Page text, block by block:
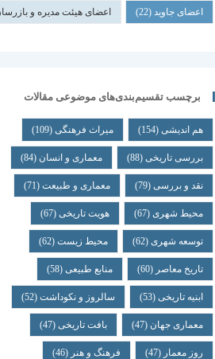
اعضای جاوید(22) اعضای هیئت مدیره و
برچسب تقسیم‌بندی‌های موضوعی مقالات
هم اندیشی(154) میراث فرهنگی(109)
بررسی تاریخی(88) معماری و انسان (84)
نقد و بررسی(79) معماری و طبیعت(71)
محیط شهری(67) هویت تاریخی(67)
توسعه شهری(62) محیط زیست(62)
تاریخ معاصر (60) منابع طبیعی(58)
ابنیه تاریخی(53) سالروز و نکوداشت(52)
معماری جهان (47) بافت تاریخی(47)
روز معمار (47) فرهنگ و هنر (46)